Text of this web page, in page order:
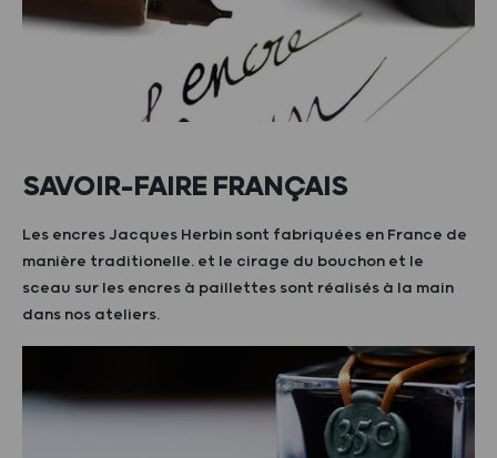
SAVOIR-FAIRE FRANÇAIS
Les encres Jacques Herbin sont fabriquées en France de
manière traditionelle. et le cirage du bouchon et le
sceau sur les encres à paillettes sont réalisés à la main
dans nos ateliers.